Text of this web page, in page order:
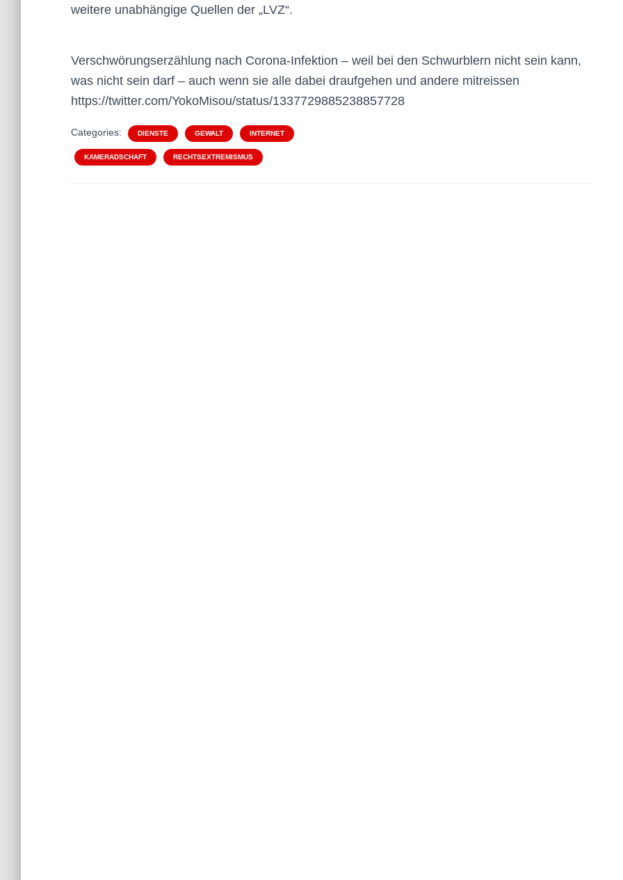
weitere unabhängige Quellen der „LVZ“.
Verschwörungserzählung nach Corona-Infektion – weil bei den Schwurblern nicht sein kann,
was nicht sein darf – auch wenn sie alle dabei draufgehen und andere mitreissen
https://twitter.com/YokoMisou/status/1337729885238857728
Categories: DIENSTE GEWALT INTERNET
KAMERADSCHAFT RECHTSEXTREMISMUS